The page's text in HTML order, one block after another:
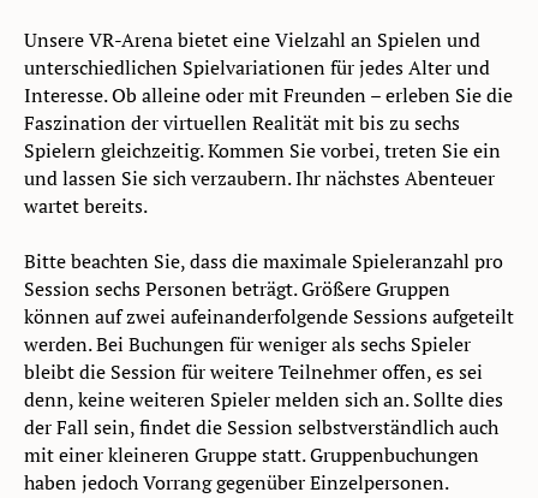
Unsere VR-Arena bietet eine Vielzahl an Spielen und
unterschiedlichen Spielvariationen für jedes Alter und
Interesse. Ob alleine oder mit Freunden – erleben Sie die
Faszination der virtuellen Realität mit bis zu sechs
Spielern gleichzeitig. Kommen Sie vorbei, treten Sie ein
und lassen Sie sich verzaubern. Ihr nächstes Abenteuer
wartet bereits.
Bitte beachten Sie, dass die maximale Spieleranzahl pro
Session sechs Personen beträgt. Größere Gruppen
können auf zwei aufeinanderfolgende Sessions aufgeteilt
werden. Bei Buchungen für weniger als sechs Spieler
bleibt die Session für weitere Teilnehmer offen, es sei
denn, keine weiteren Spieler melden sich an. Sollte dies
der Fall sein, findet die Session selbstverständlich auch
mit einer kleineren Gruppe statt. Gruppenbuchungen
haben jedoch Vorrang gegenüber Einzelpersonen.